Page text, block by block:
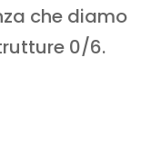
che diamo
0/6.